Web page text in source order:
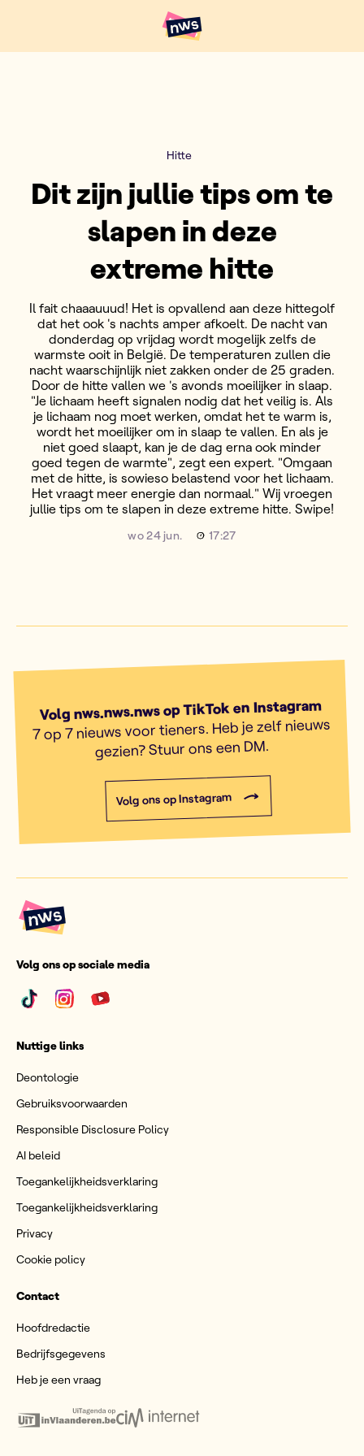
Hoofdpunten VRT NWS
Hitte
Dit zijn jullie tips om te
slapen in deze
extreme hitte
Il fait chaaauuud! Het is opvallend aan deze hittegolf
dat het ook 's nachts amper afkoelt. De nacht van
donderdag op vrijdag wordt mogelijk zelfs de
warmste ooit in België. De temperaturen zullen die
nacht waarschijnlijk niet zakken onder de 25 graden.
Door de hitte vallen we 's avonds moeilijker in slaap.
"Je lichaam heeft signalen nodig dat het veilig is. Als
je lichaam nog moet werken, omdat het te warm is,
wordt het moeilijker om in slaap te vallen. En als je
niet goed slaapt, kan je de dag erna ook minder
goed tegen de warmte", zegt een expert. "Omgaan
met de hitte, is sowieso belastend voor het lichaam.
Het vraagt meer energie dan normaal." Wij vroegen
jullie tips om te slapen in deze extreme hitte. Swipe!
wo 24 jun. 17:27
Volg nws.nws.nws op TikTok en Instagram
7 op 7 nieuws voor tieners. Heb je zelf nieuws
gezien? Stuur ons een DM.
Volg ons op Instagram
Volg ons op sociale media
Nuttige links
Deontologie
Gebruiksvoorwaarden
Responsible Disclosure Policy
AI beleid
Toegankelijkheidsverklaring
Toegankelijkheidsverklaring
Privacy
Cookie policy
Contact
Hoofdredactie
Bedrijfsgegevens
Heb je een vraag